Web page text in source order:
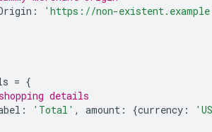
:
'https://non-
= {
details
: 'Total' , amount : {currency :